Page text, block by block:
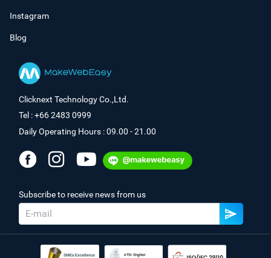
Instagram
Blog
Clicknext Technology Co.,Ltd.
Tel : +66 2483 0999
Daily Operating Hours : 09.00 - 21.00
Subscribe to receive news from us